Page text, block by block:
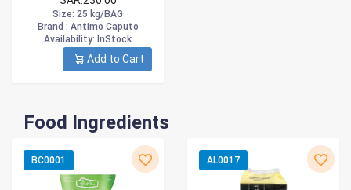
Size: 25 kg/BAG
Brand : Antimo Caputo
Availability: InStock
Add to Cart
Food Ingredients
BC0001 AL0017